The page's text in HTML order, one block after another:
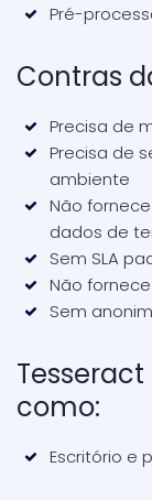
Pré-
Contras
Precisa de
Precisa de
ambiente
Não
dados de
Sem SLA
Não
Sem
como:
Escritório e